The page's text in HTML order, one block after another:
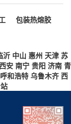
料方面对它的
的迅速发展促
密封程度很
会看到哪怕快
以知道热熔胶
很少有遇水开
而且粘接速度
包装热熔胶
沂 中山 惠州 天津 苏
安 南宁 贵阳 济南 青
呼和浩特 乌鲁木齐 西